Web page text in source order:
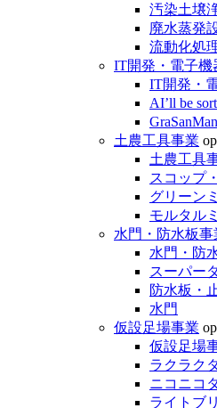
汚染土壌
廃水蒸発
流動化処
IT開発・電子機
IT開発・
AI’ll be
土農工具事業
土農工具
スコップ
グリーン
モルタル
水門・防水板事
水門・防
スーパー
防水板・
水門
仮設足場事業
仮設足場
ラクラク
ニコニコ
ライトブ